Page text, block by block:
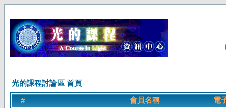
光的課程討論區 首頁
# 會員名稱
電